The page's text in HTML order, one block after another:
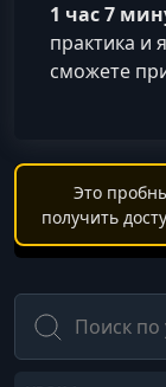
1 час 7
практика и
сможете
Это
получить
Поиск